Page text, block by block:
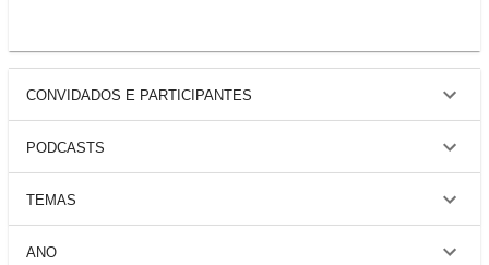
CONVIDADOS E PARTICIPANTES
PODCASTS
TEMAS
ANO